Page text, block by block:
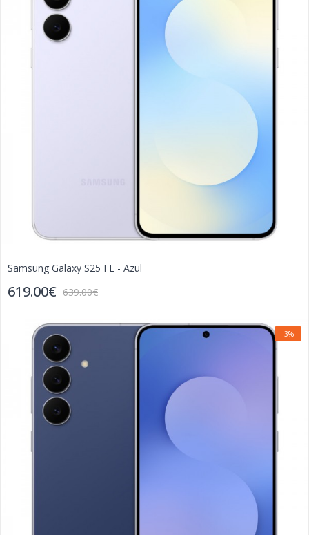
Samsung Galaxy S25 FE - Azul
619.00€ 639.00€
-3%